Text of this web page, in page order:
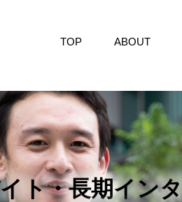
TOP ABOUT
ト・長期イン